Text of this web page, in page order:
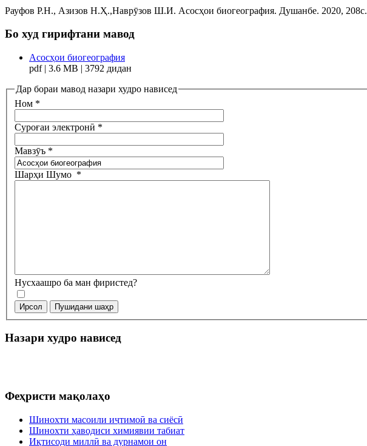
Рауфов Р.Н., Азизов Н.Ҳ.,Наврӯзов Ш.И. Асосҳои биогеография. Душанбе. 2020, 208с.
Бо худ гирифтани мавод
Асосҳои биогеография
pdf | 3.6 MB | 3792 дидан
Дар бораи мавод назари худро нависед
Ном *
Суроғаи электронӣ *
Мавзӯъ *
Шарҳи Шумо *
Нусхаашро ба ман фиристед?
Ирсол Пушидани шаҳр
Назари худро нависед
Феҳристи мақолаҳо
Шинохти масоили иҷтимоӣ ва сиёсӣ
Шинохти ҳаводиси химиявии табиат
Иқтисоди миллӣ ва дурнамои он